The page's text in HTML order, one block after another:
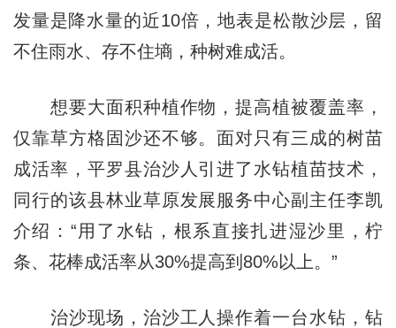
发量是降水量的近10倍，地表是松散沙层，留
不住雨水、存不住墒，种树难成活。
想要大面积种植作物，提高植被覆盖率，
仅靠草方格固沙还不够。面对只有三成的树苗
成活率，平罗县治沙人引进了水钻植苗技术，
同行的该县林业草原发展服务中心副主任李凯
介绍：“用了水钻，根系直接扎进湿沙里，柠
条、花棒成活率从30%提高到80%以上。”
治沙现场，治沙工人操作着一台水钻，钻